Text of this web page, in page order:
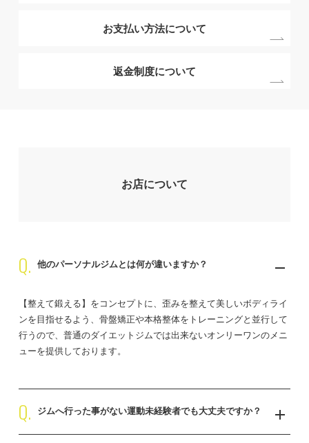
お支払い方法について
返金制度について
お店について
Q. 他のパーソナルジムとは何が違いますか？
【整えて鍛える】をコンセプトに、歪みを整えて美しいボディライ
ンを目指せるよう、骨盤矯正や本格整体をトレーニングと並行して
行うので、普通のダイエットジムでは出来ないオンリーワンのメニ
ューを提供しております。
Q. ジムへ行った事がない運動未経験者でも大丈夫ですか？